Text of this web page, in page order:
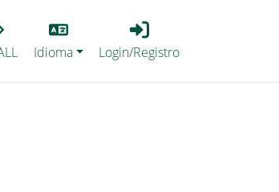
Lang
Idioma
Login_Registro
Login/Registro